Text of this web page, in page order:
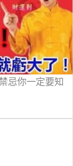
忌你一定要知